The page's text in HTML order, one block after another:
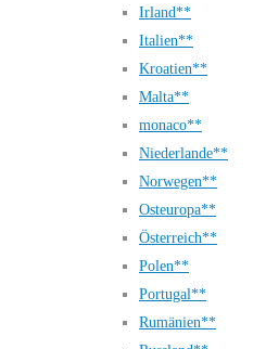
Irland**
Italien**
Kroatien**
Malta**
monaco**
Niederlande**
Norwegen**
Osteuropa**
Österreich**
Polen**
Portugal**
Rumänien**